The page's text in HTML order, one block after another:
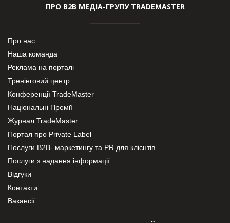
ПРО В2В МЕДІА-ГРУПУ TRADEMASTER
Про нас
Наша команда
Реклама на порталі
Тренінговий центр
Конференції TradeMaster
Національні Премії
Журнал TradeMaster
Портал про Private Label
Послуги В2В- маркетингу та PR для клієнтів
Послуги з надання інформації
Відгуки
Контакти
Вакансії